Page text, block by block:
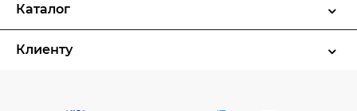
Каталог
Клиенту